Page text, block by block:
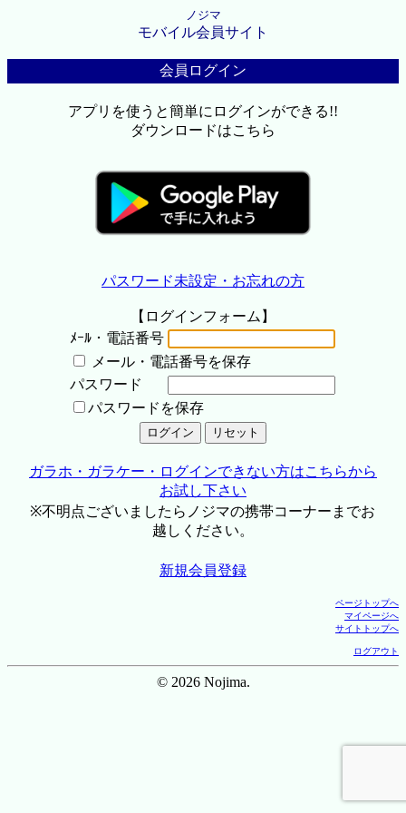
ノジマ
モバイル会員サイト
会員ログイン
アプリを使うと簡単にログインができる!!
ダウンロードはこちら
パスワード未設定・お忘れの方
【ログインフォーム】
ﾒｰﾙ・電話番号
メール・電話番号を保存
パスワード
パスワードを保存
ガラホ・ガラケー・ログインできない方はこちらから
お試し下さい
※不明点ございましたらノジマの携帯コーナーまでお
越しください。
新規会員登録
ページトップへ
マイページへ
サイトトップへ
ログアウト
© 2026 Nojima.